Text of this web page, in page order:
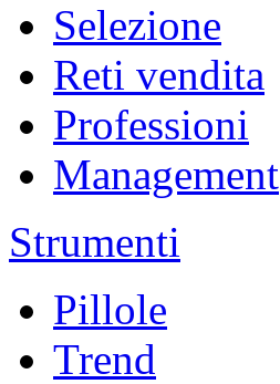
Selezione
Reti vendita
Professioni
Management
Strumenti
Pillole
Trend